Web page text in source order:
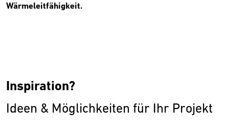
Wärmeleitfähigkeit.
Inspiration?
Ideen & Möglichkeiten für Ihr Projekt